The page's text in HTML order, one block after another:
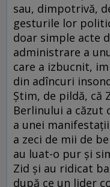
sau, dimpotrivă,
gesturile lor
doar simple acte
administrare a
care a izbucnit,
din adîncuri
Ştim, de pildă, că
Berlinului a căzut
a unei
a zeci de mii de
au luat-o pur şi
Zid şi au ridicat
după ce un lider